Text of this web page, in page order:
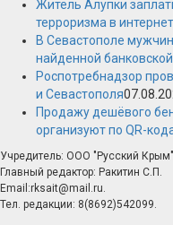
Житель Алупки
терроризма в
В Севастополе
найденной
Роспотребнадзор
и Севастополя
Продажу дешёвого
организуют по QR-
Учредитель: ООО "Русский
Главный редактор: Ракитин С.П.
Email:rksait@mail.ru.
Тел. редакции: 8(8692)542099.